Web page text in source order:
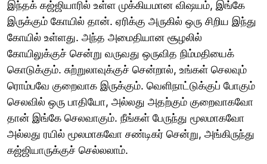
இந்தக் கஜ்ஜியாரில் உள்ள முக்கியமான விஷயம், இங்கே
இருக்கும் கோயில் தான். ஏரிக்கு அருகில் ஒரு சிறிய இந்து
கோயில் உள்ளது. அந்த அமைதியான சூழலில்
கோயிலுக்குச் சென்று வருவது ஒருவித நிம்மதியைக்
கொடுக்கும். சுற்றுலாவுக்குச் சென்றால், உங்கள் செலவும்
ரொம்பவே குறைவாக இருக்கும். வெளிநாட்டுக்குப் போகும்
செலவில் ஒரு பாதியோ, அல்லது அதற்கும் குறைவாகவோ
தான் இங்கே செலவாகும். நீங்கள் பேருந்து மூலமாகவோ
அல்லது ரயில் மூலமாகவோ சண்டிகர் சென்று, அங்கிருந்து
கஜ்ஜியாருக்குச் செல்லலாம்.